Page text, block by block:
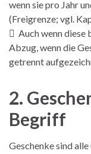
wenn sie pro Jahr
(Freigrenze; vgl.
 Auch wenn diese
Abzug, wenn die
getrennt
2.
Begriff
Geschenke sind